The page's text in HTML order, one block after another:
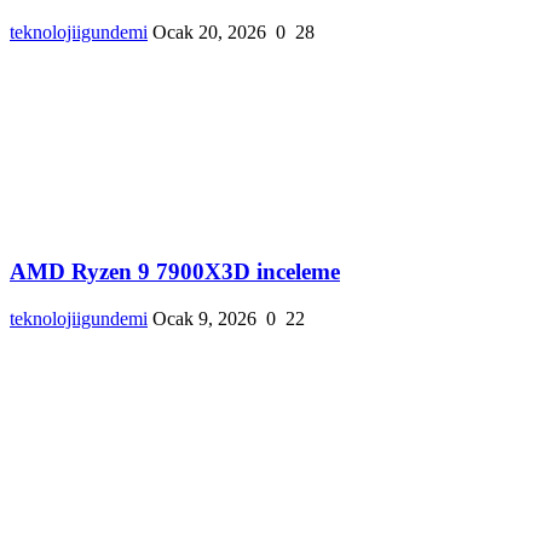
teknolojiigundemi Ocak 20, 2026 0 28
AMD Ryzen 9 7900X3D inceleme
teknolojiigundemi Ocak 9, 2026 0 22